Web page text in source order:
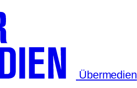
Übermedien